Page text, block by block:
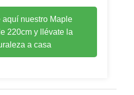
aquí nuestro Maple
220cm y llévate la
a casa